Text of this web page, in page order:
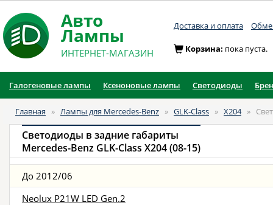
Авто
Лампы
ИНТЕРНЕТ-МАГАЗИН
Доставка и оплата
Корзина: пока пуста.
Галогеновые лампы Ксеноновые лампы Светодиоды
Главная » Лампы для Mercedes-Benz » GLK-Class » X204 »
Светодиоды в задние габариты
Mercedes-Benz GLK-Class X204 (08-15)
До 2012/06
Neolux P21W LED Gen.2